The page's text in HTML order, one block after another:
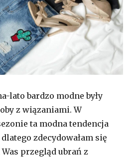
lato bardzo modne były
z wiązaniami. W
ta modna tendencja
zdecydowałam się
przegląd ubrań z